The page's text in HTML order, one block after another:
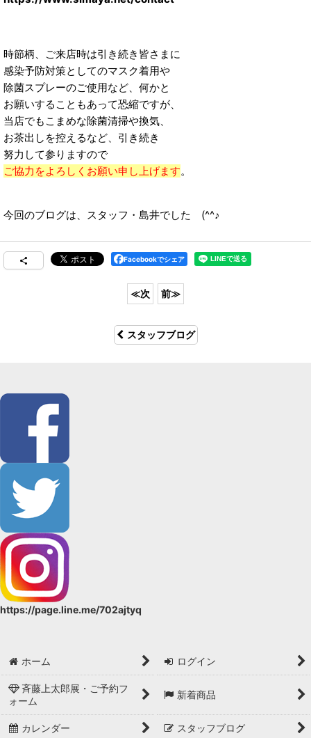
時節柄、ご来店時は引き続き皆さまに
感染予防対策としてのマスク着用や
除菌スプレーのご使用など、何かと
お願いすることもあって恐縮ですが、
当店でもこまめな除菌清掃や換気、
お茶出しを控えるなど、引き続き
努力して参りますので
ご協力をよろしくお願い申し上げます。
今回のブログは、スタッフ・島井でした (^^♪
Facebookでシェア
スタッフブログ
https://page.line.me/702ajtyq
ホーム ログイン
斉藤上太郎展・ご予約フ
ォーム
新着商品
カレンダー スタッフブログ